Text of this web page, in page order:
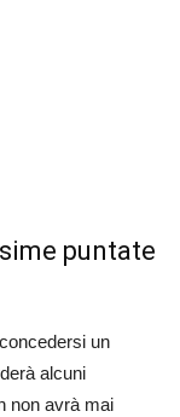
puntate
un
alcuni
non avrà mai